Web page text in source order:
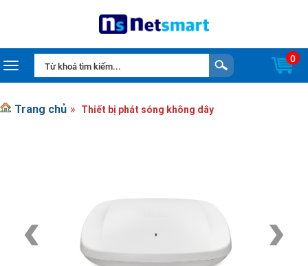
0
Toggle navigation
Trang chủ Thiết bị phát sóng không dây